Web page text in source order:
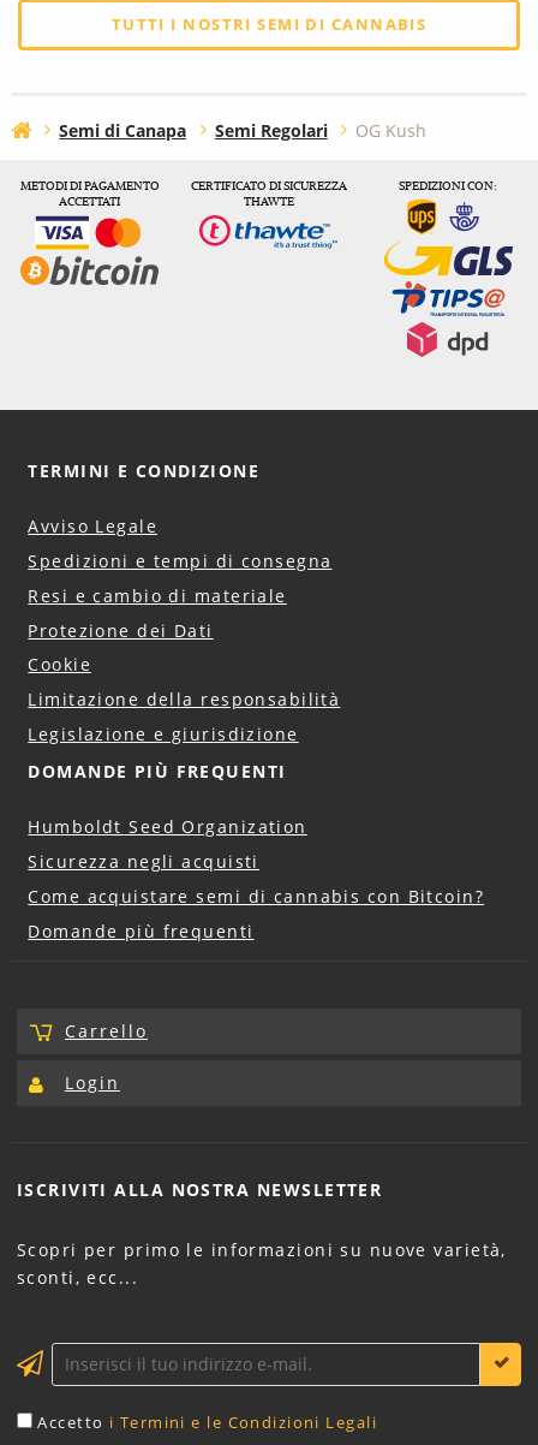
TUTTI I NOSTRI SEMI DI CANNABIS
Semi di Canapa Semi Regolari OG Kush
METODI DI PAGAMENTO
ACCETTATI
CERTIFICATO DI SICUREZZA
THAWTE
SPEDIZIONI CON:
TERMINI E CONDIZIONE
Avviso Legale
Spedizioni e tempi di consegna
Resi e cambio di materiale
Protezione dei Dati
Cookie
Limitazione della responsabilità
Legislazione e giurisdizione
DOMANDE PIÙ FREQUENTI
Humboldt Seed Organization
Sicurezza negli acquisti
Come acquistare semi di cannabis con Bitcoin?
Domande più frequenti
Carrello
Login
ISCRIVITI ALLA NOSTRA NEWSLETTER
Scopri per primo le informazioni su nuove varietà,
sconti, ecc...
Accetto i Termini e le Condizioni Legali